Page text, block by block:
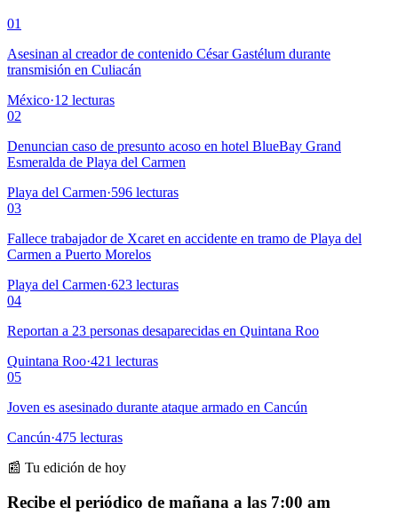
01
Asesinan al creador de contenido César Gastélum durante
transmisión en Culiacán
México·12 lecturas
02
Denuncian caso de presunto acoso en hotel BlueBay Grand
Esmeralda de Playa del Carmen
Playa del Carmen·596 lecturas
03
Fallece trabajador de Xcaret en accidente en tramo de Playa del
Carmen a Puerto Morelos
Playa del Carmen·623 lecturas
04
Reportan a 23 personas desaparecidas en Quintana Roo
Quintana Roo·421 lecturas
05
Joven es asesinado durante ataque armado en Cancún
Cancún·475 lecturas
📰 Tu edición de hoy
Recibe el periódico de mañana a las 7:00 am